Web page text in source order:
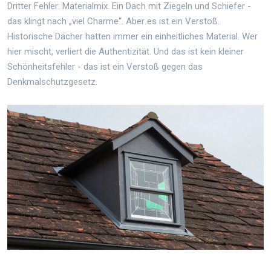
Dritter Fehler: Materialmix. Ein Dach mit Ziegeln und Schiefer -
das klingt nach „viel Charme“. Aber es ist ein Verstoß.
Historische Dächer hatten immer ein einheitliches Material. Wer
hier mischt, verliert die Authentizität. Und das ist kein kleiner
Schönheitsfehler - das ist ein Verstoß gegen das
Denkmalschutzgesetz.